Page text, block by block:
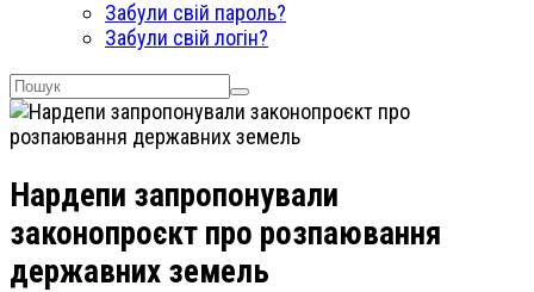
Забули свій пароль?
Забули свій логін?
Нардепи запропонували
законопроєкт про розпаювання
державних земель